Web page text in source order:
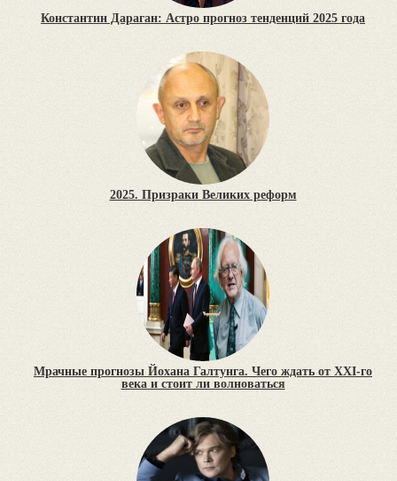
Константин Дараган: Астро прогноз тенденций 2025 года
2025. Призраки Великих реформ
Мрачные прогнозы Йохана Галтунга. Чего ждать от XXI-го
века и стоит ли волноваться